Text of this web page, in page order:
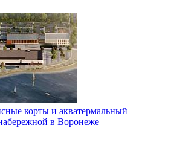
корты и акватермальный
в Воронеже